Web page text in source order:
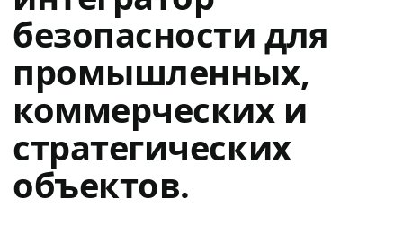
безопасности для
промышленных,
коммерческих и
стратегических
объектов.